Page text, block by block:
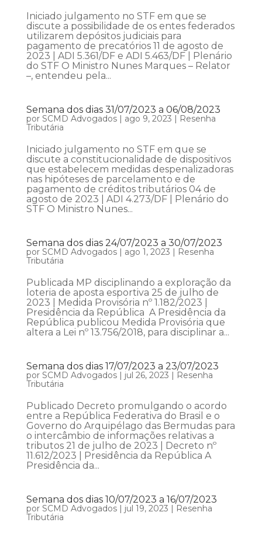
Iniciado julgamento no STF em que se
discute a possibilidade de os entes federados
utilizarem depósitos judiciais para
pagamento de precatórios 11 de agosto de
2023 | ADI 5.361/DF e ADI 5.463/DF | Plenário
do STF O Ministro Nunes Marques – Relator
–, entendeu pela...
Semana dos dias 31/07/2023 a 06/08/2023
por SCMD Advogados| ago 9, 2023 | Resenha
Tributária
Iniciado julgamento no STF em que se
discute a constitucionalidade de dispositivos
que estabelecem medidas despenalizadoras
nas hipóteses de parcelamento e de
pagamento de créditos tributários 04 de
agosto de 2023 | ADI 4.273/DF | Plenário do
STF O Ministro Nunes...
Semana dos dias 24/07/2023 a 30/07/2023
por SCMD Advogados| ago 1, 2023 | Resenha
Tributária
Publicada MP disciplinando a exploração da
loteria de aposta esportiva 25 de julho de
2023 | Medida Provisória nº 1.182/2023 |
Presidência da República A Presidência da
República publicou Medida Provisória que
altera a Lei nº 13.756/2018, para disciplinar a...
Semana dos dias 17/07/2023 a 23/07/2023
por SCMD Advogados| jul 26, 2023 | Resenha
Tributária
Publicado Decreto promulgando o acordo
entre a República Federativa do Brasil e o
Governo do Arquipélago das Bermudas para
o intercâmbio de informações relativas a
tributos 21 de julho de 2023 | Decreto nº
11.612/2023 | Presidência da República A
Presidência da...
Semana dos dias 10/07/2023 a 16/07/2023
por SCMD Advogados| jul 19, 2023 | Resenha
Tributária